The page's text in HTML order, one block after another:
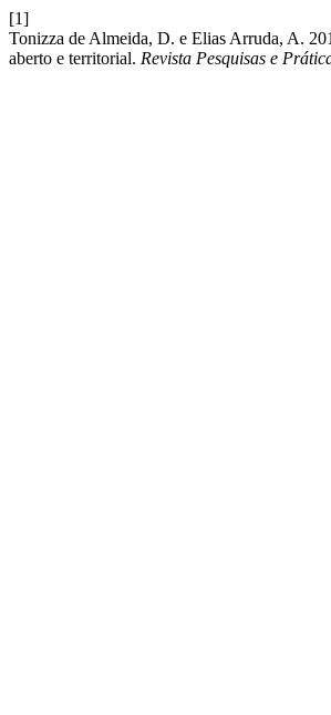
[1]
Tonizza de Almeida, D. e Elias Arruda, A.
aberto e territorial. Revista Pesquisas e